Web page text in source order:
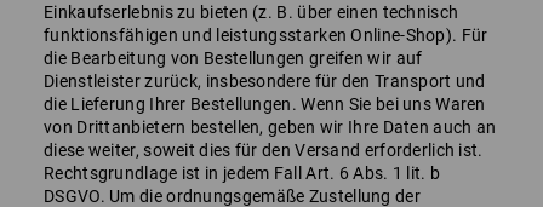
Einkaufserlebnis zu bieten (z. B. über einen technisch
funktionsfähigen und leistungsstarken Online-Shop). Für
die Bearbeitung von Bestellungen greifen wir auf
Dienstleister zurück, insbesondere für den Transport und
die Lieferung Ihrer Bestellungen. Wenn Sie bei uns Waren
von Drittanbietern bestellen, geben wir Ihre Daten auch an
diese weiter, soweit dies für den Versand erforderlich ist.
Rechtsgrundlage ist in jedem Fall Art. 6 Abs. 1 lit. b
DSGVO. Um die ordnungsgemäße Zustellung der